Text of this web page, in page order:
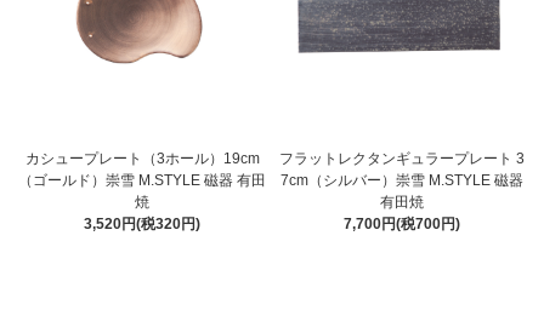
カシュープレート（3ホール）19cm
（ゴールド）崇雪 M.STYLE 磁器 有田
焼
3,520円(税320円)
フラットレクタンギュラープレート 3
7cm（シルバー）崇雪 M.STYLE 磁器
有田焼
7,700円(税700円)